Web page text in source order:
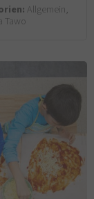
Allgemein,
Tawo